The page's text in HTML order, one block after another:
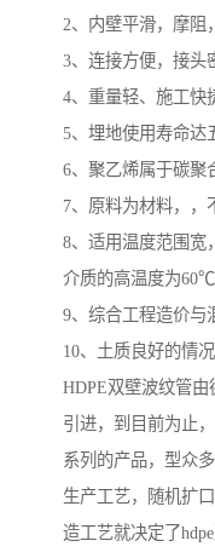
2、内壁平滑，摩阻
3、连接方便，接头
4、重量轻、施工快
5、埋地使用寿命达
6、聚乙烯属于碳聚
7、原料为材料，，
8、适用温度范围
介质的高温度为60℃
9、综合工程造价与
10、土质良好的情
HDPE双壁波纹管
引进，到目前为止
系列的产品，型众
生产工艺，随机扩
造工艺就决定了